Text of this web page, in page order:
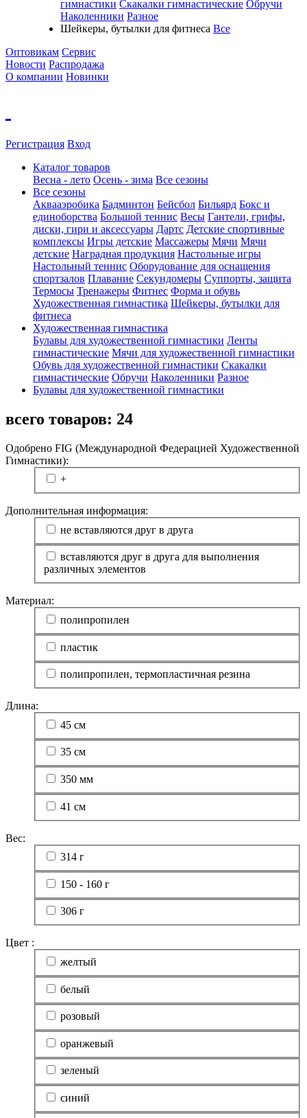
гимнастики Скакалки гимнастические Обручи
Наколенники Разное
Шейкеры, бутылки для фитнеса Все
Оптовикам Сервис
Новости Распродажа
О компании Новинки
Регистрация Вход
Каталог товаров
Весна - лето Осень - зима Все сезоны
Все сезоны
Аквааэробика Бадминтон Бейсбол Бильярд Бокс и
единоборства Большой теннис Весы Гантели, грифы,
диски, гири и аксессуары Дартс Детские спортивные
комплексы Игры детские Массажеры Мячи Мячи
детские Наградная продукция Настольные игры
Настольный теннис Оборудование для оснащения
спортзалов Плавание Секундомеры Суппорты, защита
Термосы Тренажеры Фитнес Форма и обувь
Художественная гимнастика Шейкеры, бутылки для
фитнеса
Художественная гимнастика
Булавы для художественной гимнастики Ленты
гимнастические Мячи для художественной гимнастики
Обувь для художественной гимнастики Скакалки
гимнастические Обручи Наколенники Разное
Булавы для художественной гимнастики
всего товаров: 24
Одобрено FIG (Международной Федерацией Художественной
Гимнастики):
+
Дополнительная информация:
не вставляются друг в друга
вставляются друг в друга для выполнения
различных элементов
Материал:
полипропилен
пластик
полипропилен, термопластичная резина
Длина:
45 см
35 см
350 мм
41 см
Вес:
314 г
150 - 160 г
306 г
Цвет :
желтый
белый
розовый
оранжевый
зеленый
синий